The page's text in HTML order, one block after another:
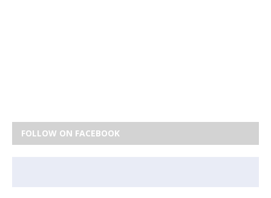
FOLLOW ON FACEBOOK